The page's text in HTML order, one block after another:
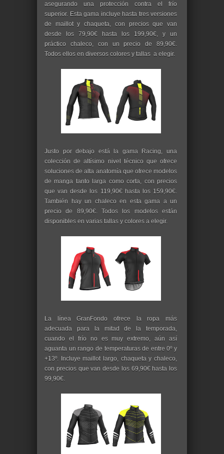
asegurando una protección contra el frío
superior. Esta gama incluye hasta tres versiones
de maillot y chaqueta, con precios que van
desde los 79,90€ hasta los 199,90€, y un
práctico chaleco, con un precio de 89,90€.
Todos ellos en diversos colores y tallas a elegir.
Justo por debajo está la gama Racing, una
colección de altísimo nivel técnico que ofrece
soluciones de alta anatomía que ofrece modelos
de manga tanto larga como corta, con precios
que van desde los 119,90€ hasta los 159,90€.
También hay un chaleco en esta gama a un
precio de 89,90€. Todos los modelos están
disponibles en varias tallas y colores a elegir.
La línea GranFondo ofrece la ropa más
adecuada para la mitad de la temporada,
cuando el frío no es muy extremo, aún así
aguanta un rango de temperaturas de entre 0º y
+13º. Incluye maillot largo, chaqueta y chaleco,
con precios que van desde los 69,90€ hasta los
99,90€.